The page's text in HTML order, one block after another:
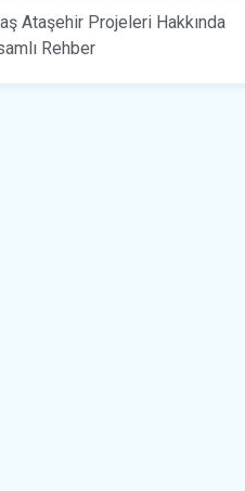
Ataşehir Projeleri Hakkında
Rehber